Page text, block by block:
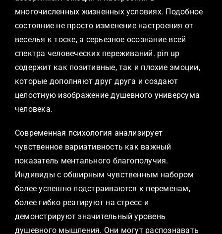
многочисленных жизненных условиях. Подобное
состояние не просто изменение настроения от
веселья к тоске, а серьезное осознание всей
спектра человеческих переживаний. pin up
содержит как позитивные, так и плохие эмоции,
которые дополняют друг друга и создают
целостную изображение душевного универсума
человека.
Современная психология анализирует
чувственное вариативность как важный
показатель ментального благополучия.
Индивиды с обширным чувственным набором
более успешно подстраиваются к переменам,
более гибко реагируют на стресс и
демонстрируют значительный уровень
душевного мышления. Они могут распознавать